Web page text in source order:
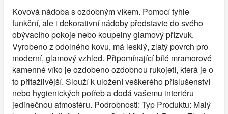
Kovová nádoba s ozdobným víkem. Pomocí tyhle
funkční, ale i dekorativní nádoby představte do svého
obývacího pokoje nebo koupelny glamový přízvuk.
Vyrobeno z odolného kovu, má lesklý, zlatý povrch pro
moderní, glamový vzhled. Připomínající bílé mramorové
kamenné víko je ozdobeno ozdobnou rukojetí, která je o
to přitažlivější. Slouží k uložení veškerého příslušenství
nebo hygienických potřeb a dodá vašemu interiéru
jedinečnou atmosféru. Podrobnosti: Typ Produktu: Malý